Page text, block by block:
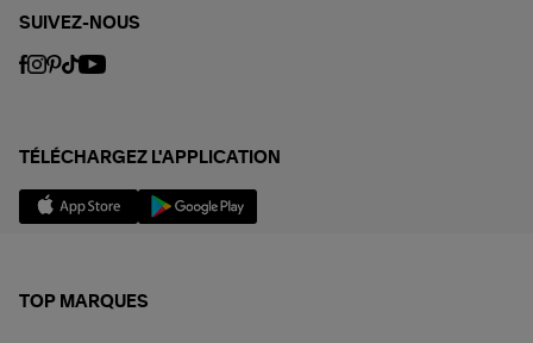
SUIVEZ-NOUS
TÉLÉCHARGEZ L'APPLICATION
TOP MARQUES